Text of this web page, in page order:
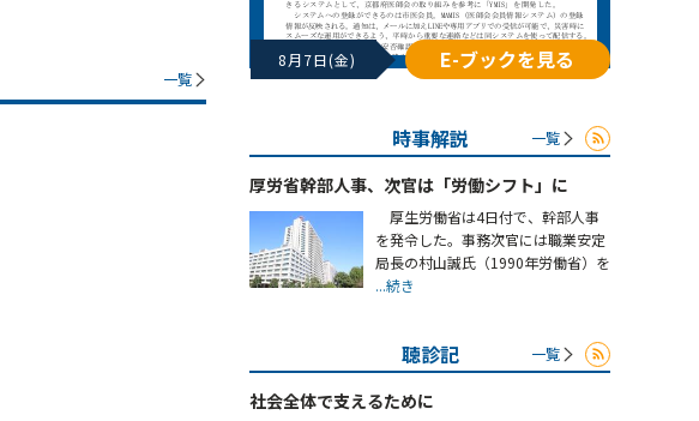
一覧
8月7日(金) E-ブックを見る
時事解説 一覧
厚労省幹部人事、次官は「労働シフト」に
厚生労働省は4日付で、幹部人事
を発令した。事務次官には職業安定
局長の村山誠氏（1990年労働省）を
...続き
聴診記 一覧
社会全体で支えるために